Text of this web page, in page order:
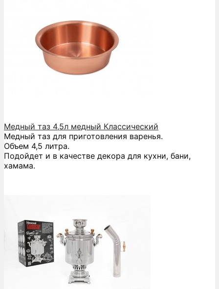
Медный таз 4,5л медный Классический
Медный таз для приготовления варенья.
Объем 4,5 литра.
Подойдет и в качестве декора для кухни, бани,
хамама.